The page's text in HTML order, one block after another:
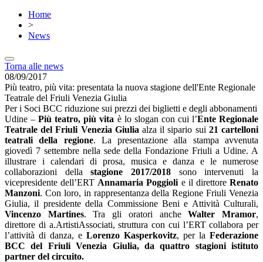
Home
>
News
Torna alle news
08/09/2017
Più teatro, più vita: presentata la nuova stagione dell'Ente Regionale
Teatrale del Friuli Venezia Giulia
Per i Soci BCC riduzione sui prezzi dei biglietti e degli abbonamenti
Udine –Più teatro, più vita è lo slogan con cui l’Ente Regionale
Teatrale del Friuli Venezia Giulia alza il sipario sui 21 cartelloni
teatrali della regione. La presentazione alla stampa avvenuta
giovedì 7 settembre nella sede della Fondazione Friuli a Udine. A
illustrare i calendari di prosa, musica e danza e le numerose
collaborazioni dellastagione 2017/2018 sono intervenuti la
vicepresidente dell’ERT Annamaria Poggioli e il direttoreRenato
Manzoni. Con loro, in rappresentanza della Regione Friuli Venezia
Giulia, il presidente della Commissione Beni e Attività Culturali,
Vincenzo Martines. Tra gli oratori ancheWalter Mramor,
direttore di a.ArtistiAssociati, struttura con cui l’ERT collabora per
l’attività di danza, e Lorenzo Kasperkovitz, per la Federazione
BCC del Friuli Venezia Giulia, da quattro stagioni istituto
partner del circuito.